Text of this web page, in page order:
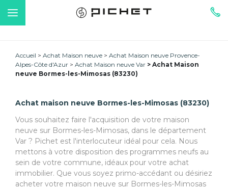
Accueil Achat Maison neuve
Achat Maison neuve Provence-
Alpes-Côte d'Azur
Achat Maison neuve Var
Achat Maison
neuve Bormes-les-Mimosas (83230)
Achat maison neuve Bormes-les-Mimosas (83230)
Vous souhaitez faire l'acquisition de votre maison
neuve sur Bormes-les-Mimosas, dans le département
Var ? Pichet est l'interlocuteur idéal pour cela. Nous
mettons à votre disposition des programmes neufs au
sein de votre commune, idéaux pour votre achat
immobilier. Que vous soyez primo-accédant ou désiriez
acheter votre maison neuve sur Bormes-les-Mimosas